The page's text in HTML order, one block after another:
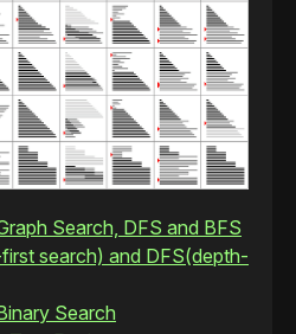
Search, DFS and BFS
search) and DFS(depth-
Search